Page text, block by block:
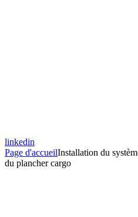
linkedin
Page d'accueilInstallation du
du plancher cargo